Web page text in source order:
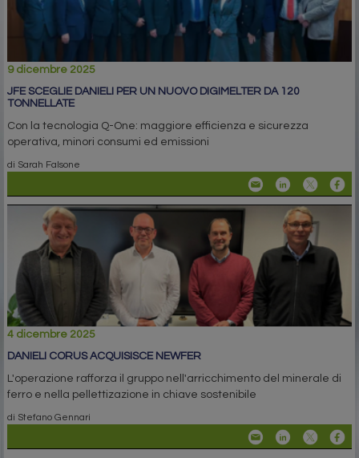
9 dicembre 2025
JFE SCEGLIE DANIELI PER UN NUOVO DIGIMELTER DA 120
TONNELLATE
Con la tecnologia Q-One: maggiore efficienza e sicurezza
operativa, minori consumi ed emissioni
di Sarah Falsone
4 dicembre 2025
DANIELI CORUS ACQUISISCE NEWFER
L'operazione rafforza il gruppo nell'arricchimento del minerale di
ferro e nella pellettizazione in chiave sostenibile
di Stefano Gennari